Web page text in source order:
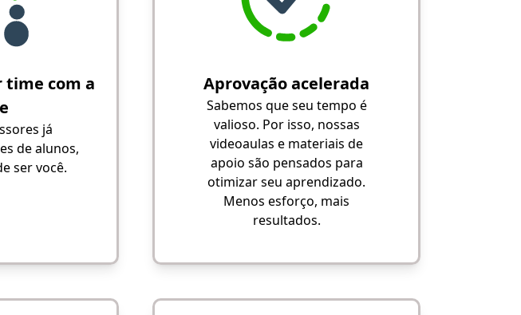
time com a
já
de alunos,
ser você.
Aprovação acelerada
Sabemos que seu tempo é
valioso. Por isso, nossas
videoaulas e materiais de
apoio são pensados para
otimizar seu aprendizado.
Menos esforço, mais
resultados.